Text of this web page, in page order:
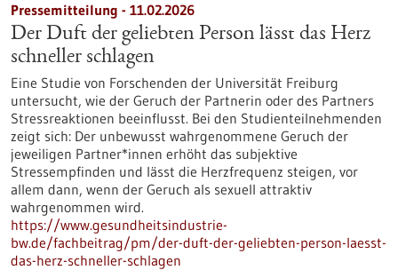
Pressemitteilung - 11.02.2026
Der Duft der geliebten Person lässt das Herz
schneller schlagen
Eine Studie von Forschenden der Universität Freiburg
untersucht, wie der Geruch der Partnerin oder des Partners
Stressreaktionen beeinflusst. Bei den Studienteilnehmenden
zeigt sich: Der unbewusst wahrgenommene Geruch der
jeweiligen Partner*innen erhöht das subjektive
Stressempfinden und lässt die Herzfrequenz steigen, vor
allem dann, wenn der Geruch als sexuell attraktiv
wahrgenommen wird.
https://www.gesundheitsindustrie-
bw.de/fachbeitrag/pm/der-duft-der-geliebten-person-laesst-
das-herz-schneller-schlagen